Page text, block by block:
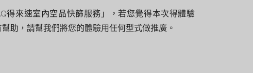
得來速室內空品快篩服務」，若您覺得本次得體驗
助，請幫我們將您的體驗用任何型式做推廣。